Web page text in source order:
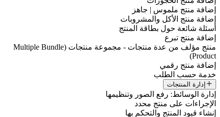
إضافة منتج ملموس | جاهز
إضافة منتج الأكل والمشروبات
أسئلة شائعة حول بطاقة المنتج
إضافة منتج تبرع
منتج مؤلف من عدة منتجات - مجموعة منتجات (Multiple Bundle
Product)
إضافة منتج رقمي
خدمة حسب الطلب
إدارة المنتجات
إدارة الوسائط: رفع الصور وتنظيمها
الإجراءات على منتج محدد
إنشاء قيود المنتج والتحكم بها